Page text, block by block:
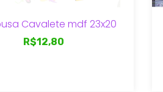
Cavalete mdf 23x20
R$12,80